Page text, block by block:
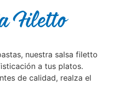
Filetto
nuestra salsa filetto
a tus platos.
de calidad, realza el